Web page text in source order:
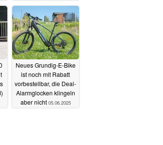
09.06.2025
Neues Grundig-E-Bike
ist noch mit Rabatt
vorbestellbar, die Deal-
Alarmglocken klingeln
aber nicht 05.06.2025